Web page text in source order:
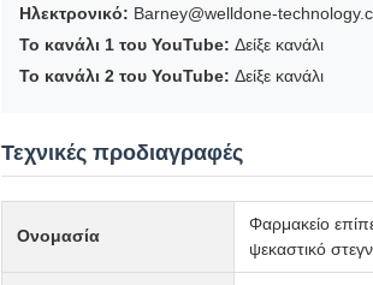
Ηλεκτρονικό: Barney@welldone-
Το κανάλι 1 του YouTube: Δείξε κανάλι
Το κανάλι 2 του YouTube: Δείξε κανάλι
Τεχνικές προδιαγραφές
Ονομασία
Φαρμακείο
ψεκαστικό